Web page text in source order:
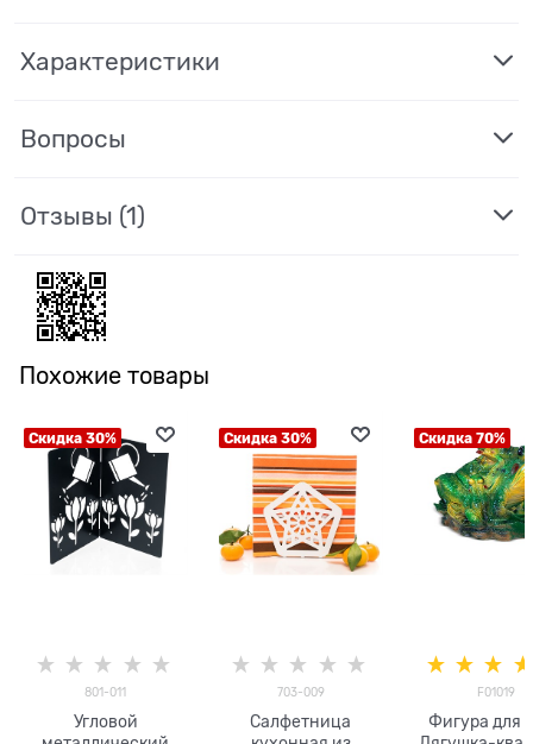
Характеристики
Вопросы
Отзывы (1)
Похожие товары
Скидка 30%
801-011
Угловой
Скидка 30%
703-009
Салфетница
Скидка 70%
F01019
Фигура для